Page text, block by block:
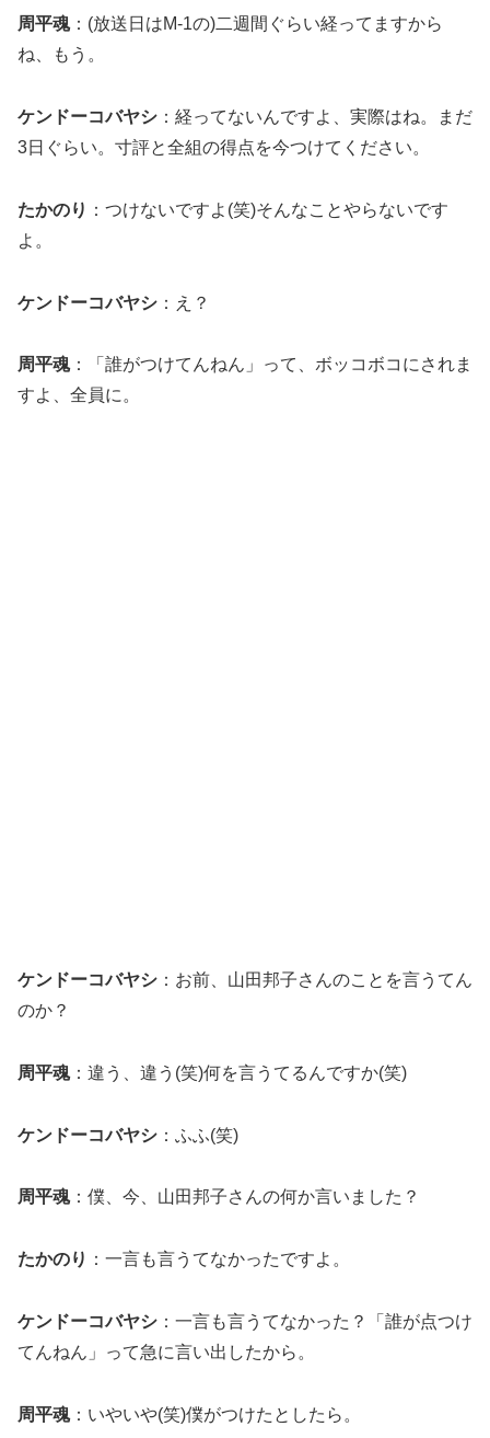
周平魂：(放送日はM-1の)二週間ぐらい経ってますから
ね、もう。
ケンドーコバヤシ ：経ってないんですよ、実際はね。まだ
3日ぐらい。寸評と全組の得点を今つけてください。
たかのり ：つけないですよ(笑)そんなことやらないです
よ。
ケンドーコバヤシ ：え？
周平魂：「誰がつけてんねん」って、ボッコボコにされま
すよ、全員に。
ケンドーコバヤシ ：お前、山田邦子さんのことを言うてん
のか？
周平魂：違う、違う(笑)何を言うてるんですか(笑)
ケンドーコバヤシ ：ふふ(笑)
周平魂：僕、今、山田邦子さんの何か言いました？
たかのり ：一言も言うてなかったですよ。
ケンドーコバヤシ ：一言も言うてなかった？「誰が点つけ
てんねん」って急に言い出したから。
周平魂：いやいや(笑)僕がつけたとしたら。